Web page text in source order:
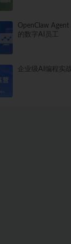
OpenClaw
的数字AI员工
企业级AI编程实